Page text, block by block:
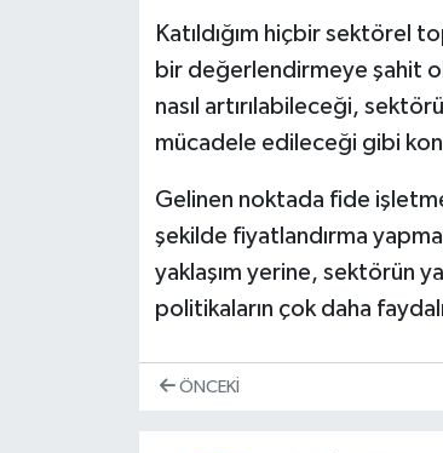
Katıldığım hiçbir sektörel
bir değerlendirmeye şahit
nasıl artırılabileceği,
mücadele edileceği gibi
Gelinen noktada fide
şekilde fiyatlandırma
yaklaşım yerine, sektörün
politikaların çok daha
ÖNCEKI